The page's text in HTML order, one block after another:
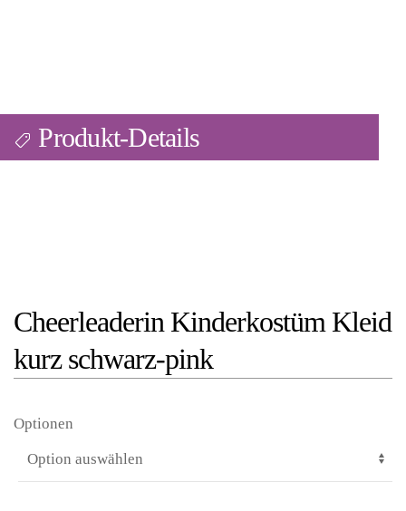
Produkt-Details
Cheerleaderin Kinderkostüm Kleid
kurz schwarz-pink
Optionen